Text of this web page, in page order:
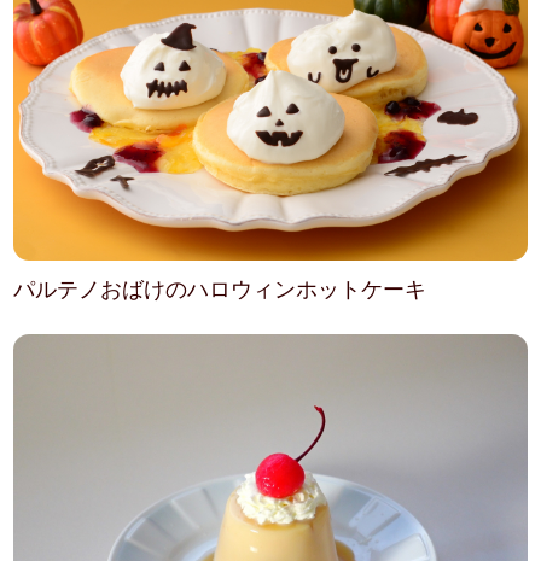
パルテノおばけのハロウィンホットケーキ